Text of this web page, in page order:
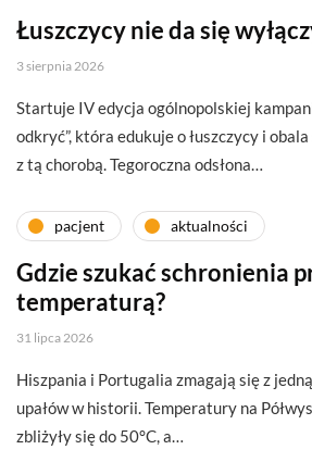
Łuszczycy nie da się
3 sierpnia 2026
Startuje IV edycja ogólnopolskiej
odkryć”, która edukuje o łuszczycy i
z tą chorobą. Tegoroczna odsłona…
pacjent aktualności
Gdzie szukać schronienia
temperaturą?
31 lipca 2026
Hiszpania i Portugalia zmagają się z
upałów w historii. Temperatury na
zbliżyły się do 50°C, a…